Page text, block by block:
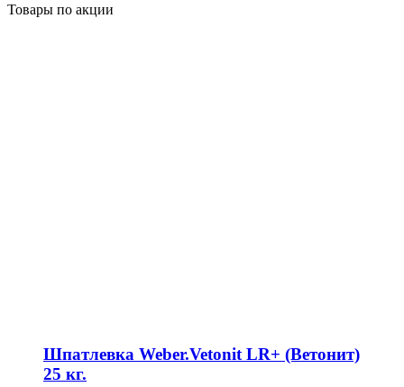
Товары по акции
Шпатлевка Weber.Vetonit LR+ (Ветонит)
25 кг.